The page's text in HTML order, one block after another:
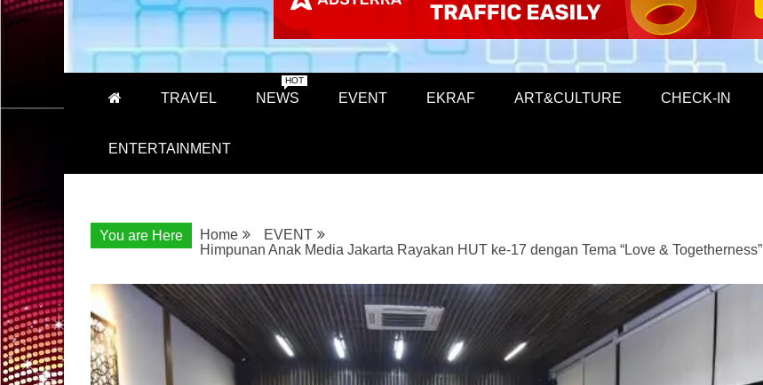
TRAVEL NEWS
HOT
EVENT EKRAF ART&CULTURE CHECK-IN
ENTERTAINMENT
You are Here Home
EVENT
Himpunan Anak Media Jakarta Rayakan HUT ke-17 dengan Tema “Love & Togetherness”